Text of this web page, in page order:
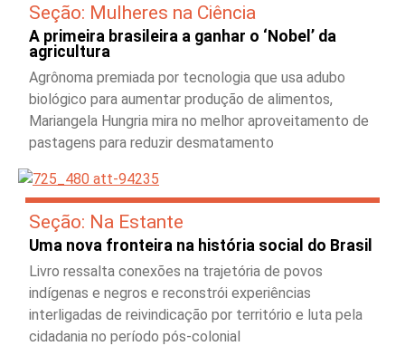
Seção: Mulheres na Ciência
A primeira brasileira a ganhar o ‘Nobel’ da
agricultura
Agrônoma premiada por tecnologia que usa adubo
biológico para aumentar produção de alimentos,
Mariangela Hungria mira no melhor aproveitamento de
pastagens para reduzir desmatamento
Seção: Na Estante
Uma nova fronteira na história social do Brasil
Livro ressalta conexões na trajetória de povos
indígenas e negros e reconstrói experiências
interligadas de reivindicação por território e luta pela
cidadania no período pós-colonial